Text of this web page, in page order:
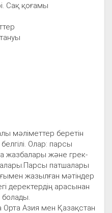
Сақ қоғамы
мәліметтер беретін
Олар: парсы
жазбалары және грек-
патшалары
жазылған мәтіндер
деректердің арасынан
Орта Азия мен Қазақстан